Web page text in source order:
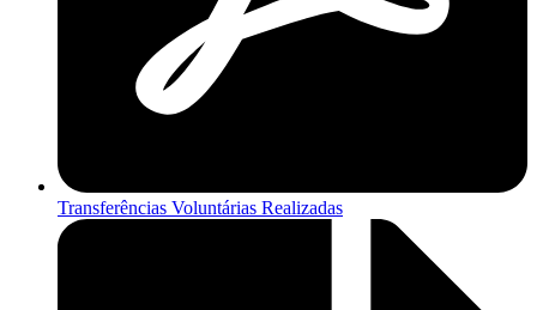
Transferências Voluntárias Realizadas